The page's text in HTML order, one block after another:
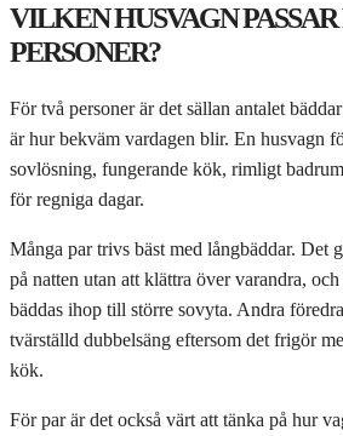
VILKEN HUSVAGN
PERSONER?
För två personer är det sällan antalet
är hur bekväm vardagen blir. En husvagn
sovlösning, fungerande kök, rimligt
för regniga dagar.
Många par trivs bäst med långbäddar. Det
på natten utan att klättra över varandra,
bäddas ihop till större sovyta. Andra
tvärställd dubbelsäng eftersom det frigör
kök.
För par är det också värt att tänka på hur